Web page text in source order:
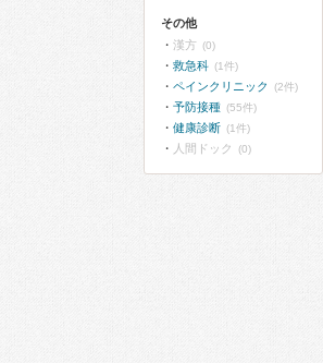
その他
漢方 (0)
救急科 (1件)
ペインクリニック (2件)
予防接種 (55件)
健康診断 (1件)
人間ドック (0)